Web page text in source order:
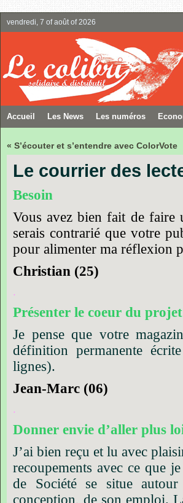
vendredi, 7 of août of 2026
Accueil Les News Les numéros
« S’écouter et s’entendre avec ColorVote
Le courrier des
Besoin
Vous avez bien fait de faire
serais contrarié que votre
pour alimenter ma réflexion
Christian (25)
.
Présenter le coeur du projet
Je pense que votre
définition permanente écrite
lignes).
Jean-Marc (06)
.
Donner envie d’aller plus
J’ai bien reçu et lu avec
recoupements avec ce que je
de
Société se situe autour
conception, de son emploi.